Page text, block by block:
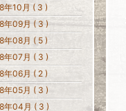
年10月 ( 3 )
年09月 ( 3 )
年08月 ( 5 )
年07月 ( 3 )
年06月 ( 2 )
年05月 ( 3 )
年04月 ( 3 )